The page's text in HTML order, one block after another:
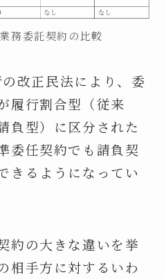
務委託契約の比較
改正民法により、委
履行割合型（従来
負型）に区分された
委任契約でも請負契
きるようになってい
約の大きな違いを挙
相手方に対するいわ